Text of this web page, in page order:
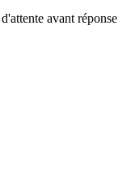
avant réponse